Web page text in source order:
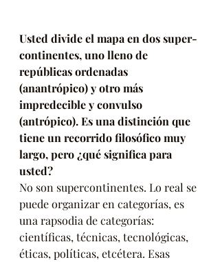
Usted divide el mapa en dos super-
continentes, uno lleno de
repúblicas ordenadas
(anantrópico) y otro más
impredecible y convulso
(antrópico). Es una distinción que
tiene un recorrido filosófico muy
largo, pero ¿qué significa para
usted?
No son supercontinentes. Lo real se
puede organizar en categorías, es
una rapsodia de categorías:
científicas, técnicas, tecnológicas,
éticas, políticas, etcétera. Esas